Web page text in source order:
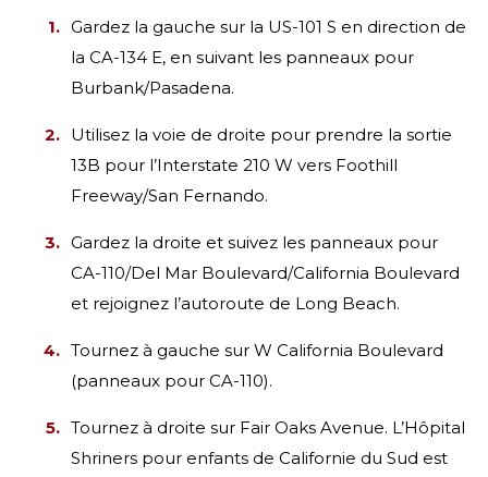
Gardez la gauche sur la US-101 S en direction de
la CA-134 E, en suivant les panneaux pour
Burbank/Pasadena.
Utilisez la voie de droite pour prendre la sortie
13B pour l’Interstate 210 W vers Foothill
Freeway/San Fernando.
Gardez la droite et suivez les panneaux pour
CA-110/Del Mar Boulevard/California Boulevard
et rejoignez l’autoroute de Long Beach.
Tournez à gauche sur W California Boulevard
(panneaux pour CA-110).
Tournez à droite sur Fair Oaks Avenue. L’Hôpital
Shriners pour enfants de Californie du Sud est